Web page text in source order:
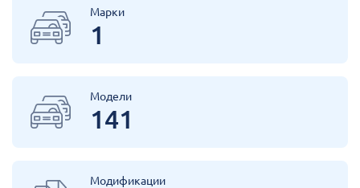
Марки
1
Модели
141
Модификации